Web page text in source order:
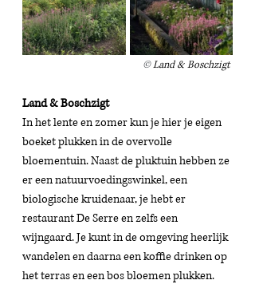
© Land & Boschzigt
Land & Boschzigt
In het lente en zomer kun je hier je eigen
boeket plukken in de overvolle
bloementuin. Naast de pluktuin hebben ze
er een natuurvoedingswinkel, een
biologische kruidenaar, je hebt er
restaurant De Serre en zelfs een
wijngaard. Je kunt in de omgeving heerlijk
wandelen en daarna een koffie drinken op
het terras en een bos bloemen plukken.